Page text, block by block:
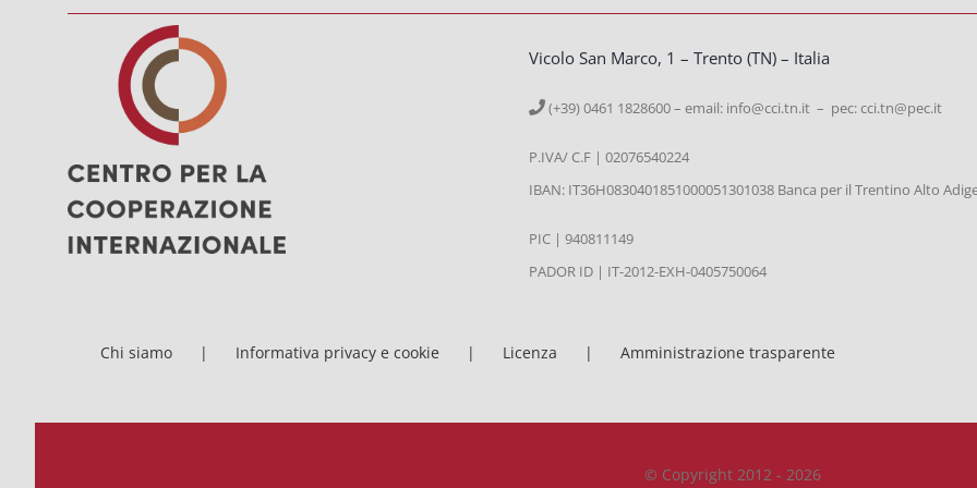
Vicolo San Marco, 1 – Trento (TN) – Italia
(+39) 0461 1828600 – email: info@cci.tn.it – pec: cci.tn@pec.it
P.IVA/ C.F | 02076540224
IBAN: IT36H0830401851000051301038 Banca per il Trentino Alto
PIC | 940811149
PADOR ID | IT-2012-EXH-0405750064
Chi siamo Informativa privacy e cookie Licenza Amministrazione trasparente
© Copyright 2012 - 2026